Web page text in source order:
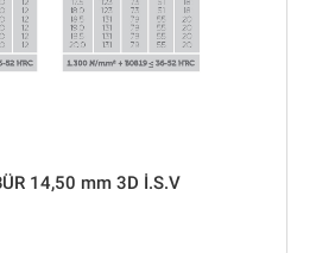
14,50 mm 3D İ.S.V